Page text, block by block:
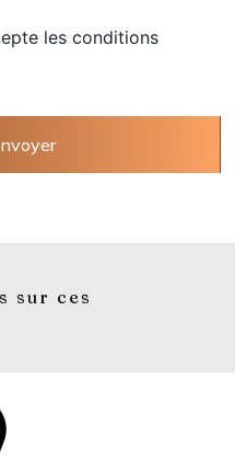
les conditions
sur ces